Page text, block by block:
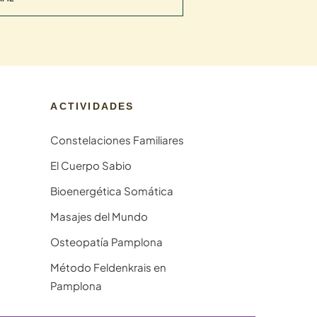
ACTIVIDADES
Constelaciones Familiares
El Cuerpo Sabio
Bioenergética Somática
Masajes del Mundo
Osteopatía Pamplona
Método Feldenkrais en
Pamplona